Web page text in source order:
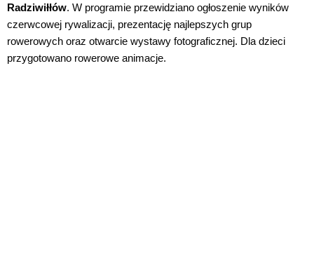
Radziwiłłów. W programie przewidziano ogłoszenie wyników
czerwcowej rywalizacji, prezentację najlepszych grup
rowerowych oraz otwarcie wystawy fotograficznej. Dla dzieci
przygotowano rowerowe animacje.